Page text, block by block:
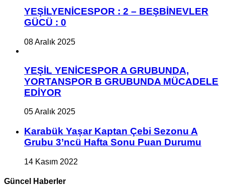
YEŞİLYENİCESPOR : 2 – BEŞBİNEVLER
GÜCÜ : 0
08 Aralık 2025
YEŞİL YENİCESPOR A GRUBUNDA,
YORTANSPOR B GRUBUNDA MÜCADELE
EDİYOR
05 Aralık 2025
Karabük Yaşar Kaptan Çebi Sezonu A
Grubu 3’ncü Hafta Sonu Puan Durumu
14 Kasım 2022
Güncel Haberler